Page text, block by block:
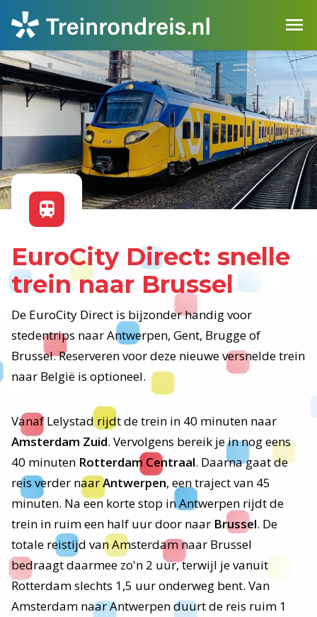
EuroCity Direct: snelle
trein naar Brussel
De EuroCity Direct is bijzonder handig voor
stedentrips naar Antwerpen, Gent, Brugge of
Brussel. Reserveren voor deze nieuwe versnelde trein
naar België is optioneel.
Vanaf Lelystad rijdt de trein in 40 minuten naar
Amsterdam Zuid. Vervolgens bereik je in nog eens
40 minuten Rotterdam Centraal. Daarna gaat de
reis verder naarAntwerpen, een traject van 45
minuten. Na een korte stop in Antwerpen rijdt de
trein in ruim een half uur door naar Brussel. De
totale reistijd van Amsterdam naar Brussel
bedraagt daarmee zo'n 2 uur, terwijl je vanuit
Rotterdam slechts 1,5 uur onderweg bent. Van
Amsterdam naar Antwerpen duurt de reis ruim 1